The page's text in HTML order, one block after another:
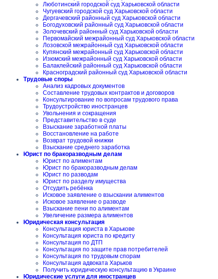
Люботинский городской суд Харьковской области
Чугуевский городской суд Харьковской области
Дергачевский районный суд Харьковской области
Богодуховский районный суд Харьковской области
Золочевский районный суд Харьковской области
Первомайский межрайонный суд Харьковской области
Лозовской межрайонный суд Харьковской области
Купянский межрайонный суд Харьковской области
Изюмский межрайонный суд Харьковской области
Балаклейский районный суд Харьковской области
Красноградский районный суд Харьковской области
Трудовые споры
Анализ кадровых документов
Составление трудовых контрактов и договоров
Консультирование по вопросам трудового права
Трудоустройство иностранцев
Увольнения и сокращения
Представительство в суде
Взыскание заработной платы
Восстановление на работе
Возврат трудовой книжки
Взыскание среднего заработка
Юрист по бракоразводным делам
Юрист по алиментам
Юрист по бракоразводным делам
Юрист по разводам
Юрист по разделу имущества
Отсудить ребёнка
Исковое заявление о взыскании алиментов
Исковое заявление о разводе
Взыскание пени по алиментам
Увеличение размера алиментов
Юридическая консультация
Консультация юриста в Харькове
Консультация юриста по кредиту
Консультация по ДТП
Консультация по защите прав потребителей
Консультация по трудовым спорам
Консультация адвоката Харьков
Получить юридическую консультацию в Украине
Юридические услуги для иностранцев